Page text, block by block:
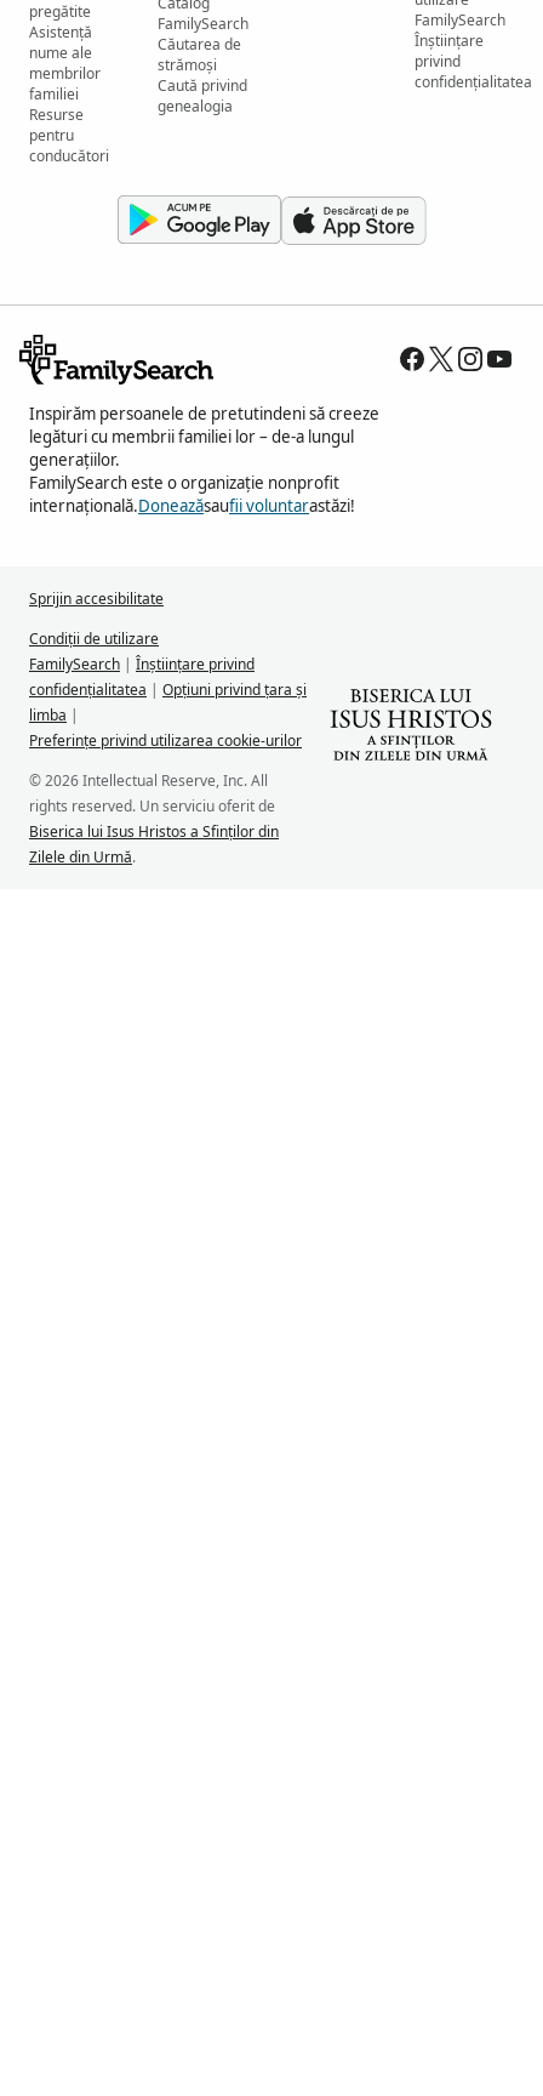
pregătite
Asistență
nume ale
membrilor
familiei
Resurse
pentru
conducători
FamilySearch
Căutarea de
strămoși
Caută privind
genealogia
FamilySearch
Înștiințare
privind
confidențialitatea
Inspirăm persoanele de pretutindeni să creeze
legături cu membrii familiei lor – de-a lungul
generațiilor.
FamilySearch este o organizație nonprofit
internațională.Doneazăsaufii voluntarastăzi!
Sprijin accesibilitate
Condiții de utilizare
FamilySearch | Înștiințare privind
confidențialitatea | Opțiuni privind țara și
limba |
Preferințe privind utilizarea cookie-urilor
© 2026 Intellectual Reserve, Inc. All
rights reserved. Un serviciu oferit de
Biserica lui Isus Hristos a Sfinților din
Zilele din Urmă.